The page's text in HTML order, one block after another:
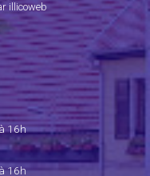
illicoweb
16h
16h